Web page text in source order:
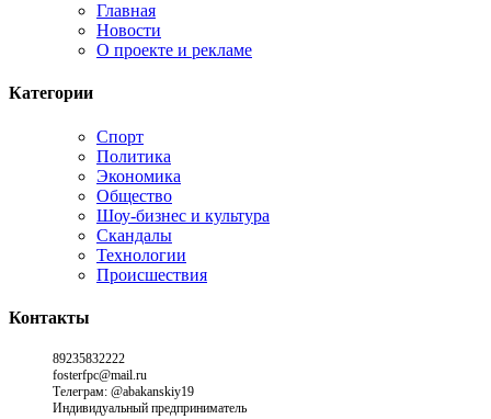
Главная
Новости
О проекте и рекламе
Категории
Спорт
Политика
Экономика
Общество
Шоу-бизнес и культура
Скандалы
Технологии
Происшествия
Контакты
89235832222
fosterfpc@mail.ru
Телеграм: @abakanskiy19
Индивидуальный предприниматель